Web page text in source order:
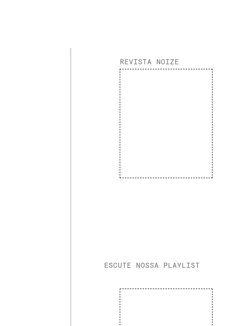
REVISTA NOIZE
ESCUTE NOSSA PLAYLIST